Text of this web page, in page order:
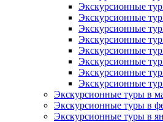
Экскурсионные
Экскурсионные
Экскурсионные
Экскурсионные
Экскурсионные
Экскурсионные
Экскурсионные
Экскурсионные
Экскурсионные туры в
Экскурсионные туры в
Экскурсионные туры в